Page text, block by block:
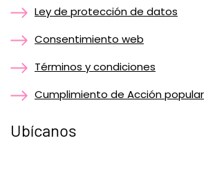
Ley de protección de datos
Consentimiento web
Términos y condiciones
Cumplimiento de Acción popular
Ubícanos